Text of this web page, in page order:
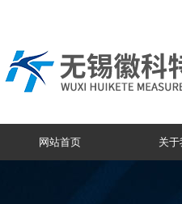
网站首页 关于